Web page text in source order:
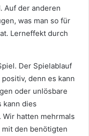
Auf der anderen
was man so für
Lerneffekt durch
Der Spielablauf
denn es kann
oder unlösbare
kann dies
hatten mehrmals
den benötigten